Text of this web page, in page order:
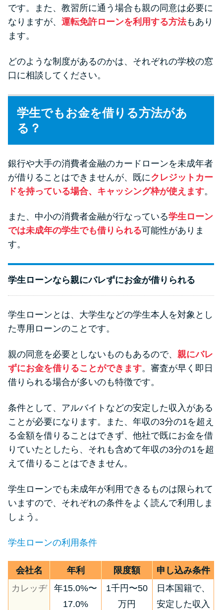
です。また、教習所に通う場合も親の同意は必要に
なりますが、 運転免許ローンを利用する方法もあり
ます。
どのような制度があるのかは、それぞれの学校の窓
口に相談してください。
学生でもお金を借りる方法があ
る？
銀行や大手の消費者金融のカードローンを未成年者
が借りることはできませんが、既にクレジットカー
ドを持っている場合、キャッシング枠が使えます。
また、中小の消費者金融が行なっている学生ローン
では未成年の学生でも借りられる可能性がありま
す。
学生ローンなら親にバレずにお金が借りられる
学生ローンとは、大学生などの学生本人を対象とし
た専用ローンのことです。
親の同意を必要としないものもあるので、 親にバレ
ずにお金を借りることができます。審査が早く即日
借りられる場合が多いのも特徴です。
条件として、アルバイトなどの安定した収入がある
ことが必要になります。また、年収の3分の1を超え
る金額を借りることはできず、他社で既にお金を借
りていたとしたら、それも含めて年収の3分の1を超
えて借りることはできません。
学生ローンでも未成年が利用できるものは限られて
いますので、それぞれの条件をよく読んで利用しま
しょう。
学生ローンの利用条件
会社名 年利 限度額
申し込み条件
カレッヂ
年15.0%〜
17.0%
1千円〜50
万円
日本国籍で、
安定した収入